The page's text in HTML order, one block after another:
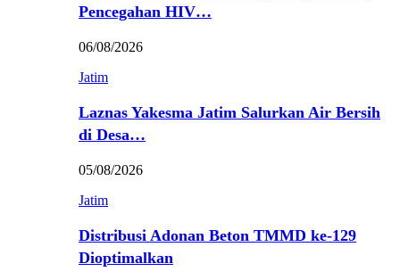
Pencegahan HIV…
06/08/2026
Jatim
Laznas Yakesma Jatim Salurkan Air Bersih
di Desa…
05/08/2026
Jatim
Distribusi Adonan Beton TMMD ke-129
Dioptimalkan